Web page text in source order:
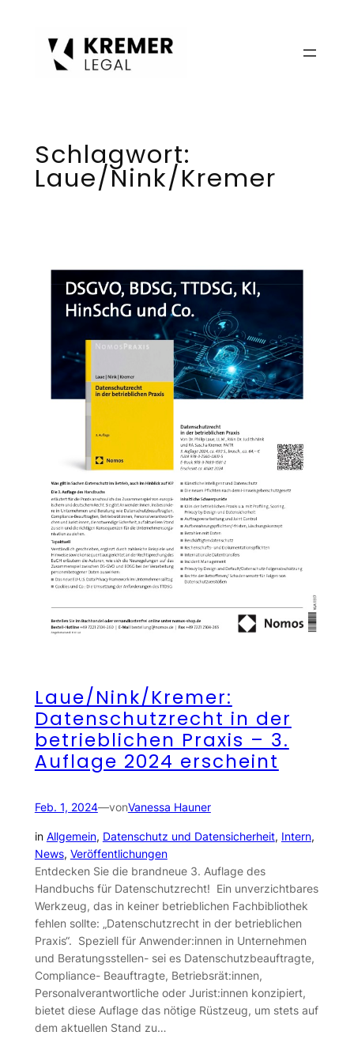
Schlagwort:
Laue/Nink/Kremer
Laue/Nink/Kremer:
Datenschutzrecht in der
betrieblichen Praxis – 3.
Auflage 2024 erscheint
Feb. 1, 2024—vonVanessa Hauner
in Allgemein, Datenschutz und Datensicherheit, Intern
News, Veröffentlichungen
Entdecken Sie die brandneue 3. Auflage des
Handbuchs für Datenschutzrecht! Ein unverzichtbares
Werkzeug, das in keiner betrieblichen Fachbibliothek
fehlen sollte: „Datenschutzrecht in der betrieblichen
Praxis“. Speziell für Anwender:innen in Unternehmen
und Beratungsstellen- sei es Datenschutzbeauftragte,
Compliance- Beauftragte, Betriebsrät:innen,
Personalverantwortliche oder Jurist:innen konzipiert,
bietet diese Auflage das nötige Rüstzeug, um stets auf
dem aktuellen Stand zu…